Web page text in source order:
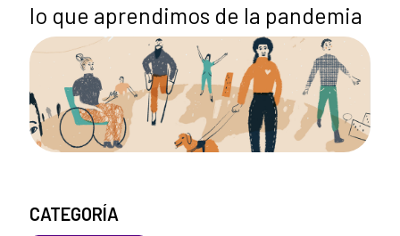
lo que aprendimos de la pandemia
CATEGORÍA